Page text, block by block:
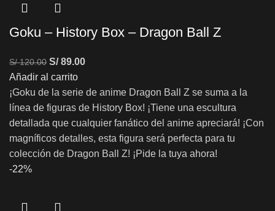
Goku – History Box – Dragon Ball Z
S/120.00 S/89.00
Añadir al carrito
¡Goku de la serie de anime Dragon Ball Z se suma a la
línea de figuras de History Box! ¡Tiene una escultura
detallada que cualquier fanático del anime apreciará! ¡Con
magníficos detalles, esta figura será perfecta para tu
colección de Dragon Ball Z! ¡Pide la tuya ahora!
-22%